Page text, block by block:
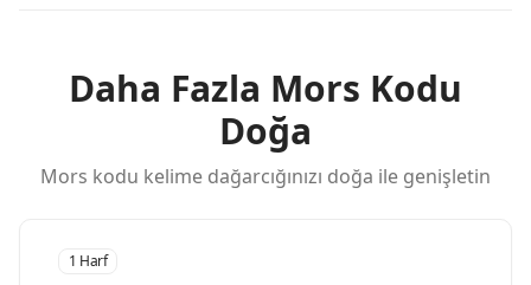
Daha Fazla Mors Kodu
Doğa
Mors kodu kelime dağarcığınızı doğa ile genişletin
1 Harf